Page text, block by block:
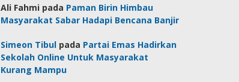
Ali Fahmi pada Paman Birin Himbau
Masyarakat Sabar Hadapi Bencana Banjir
Simeon Tibul pada Partai Emas Hadirkan
Sekolah Online Untuk Masyarakat
Kurang Mampu